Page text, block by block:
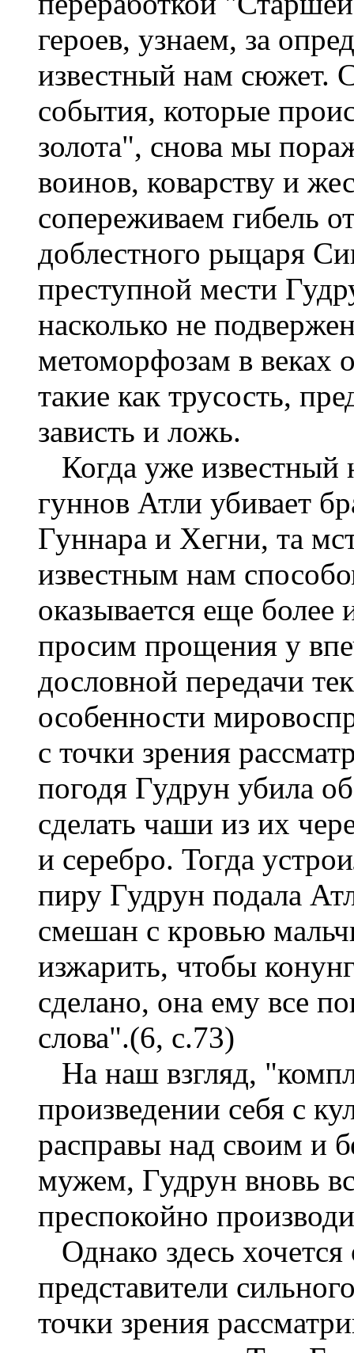
героев, узнаем, за
известный нам сюжет.
события, которые
золота", снова мы
воинов, коварству и
сопереживаем гибель
доблестного рыцаря
преступной мести
насколько не
метоморфозам в веках
такие как трусость,
зависть и ложь.
Когда уже
гуннов Атли убивает
Гуннара и Хегни, та
известным нам
оказывается еще
просим прощения у
дословной передачи
особенности
с точки зрения
погодя Гудрун убила
сделать чаши из их
и серебро. Тогда
пиру Гудрун подала
смешан с кровью
изжарить, чтобы
сделано, она ему все
слова".(6, с.73)
На наш взгляд,
произведении себя с
расправы над своим и
мужем, Гудрун вновь
преспокойно
Однако здесь хочется
представители
точки зрения